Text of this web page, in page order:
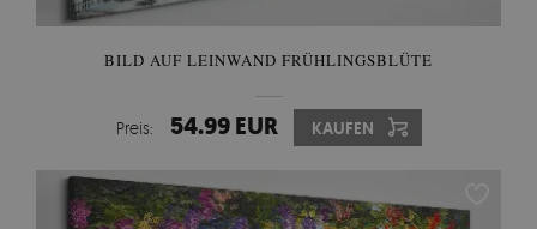
BILD AUF LEINWAND FRÜHLINGSBLÜTE
Preis: 54.99 EUR KAUFEN